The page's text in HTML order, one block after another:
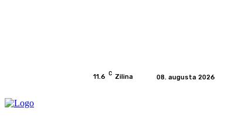
11.6 C Zilina 08. augusta 2026